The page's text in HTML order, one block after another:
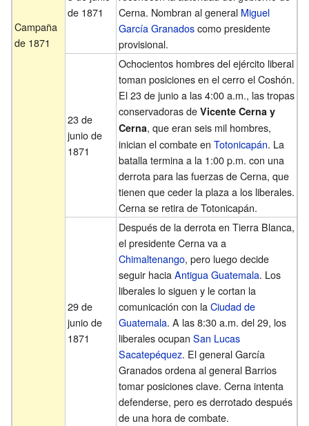
Campaña
de 1871
de 1871
Cerna. Nombran al general Miguel
García Granadoscomo presidente
provisional.
23 de
junio de
1871
Ochocientos hombres del ejército liberal
toman posiciones en el cerro el Coshón.
El 23 de junio a las 4:00 a.m., las tropas
conservadoras de Vicente Cerna y
Cerna, que eran seis mil hombres,
inician el combate en Totonicapán. La
batalla termina a la 1:00 p.m. con una
derrota para las fuerzas de Cerna, que
tienen que ceder la plaza a los liberales.
Cerna se retira de Totonicapán.
29 de
junio de
1871
Después de la derrota en Tierra Blanca,
el presidente Cerna va a
Chimaltenango, pero luego decide
seguir haciaAntigua Guatemala. Los
liberales lo siguen y le cortan la
comunicación con laCiudad de
Guatemala. A las 8:30 a.m. del 29, los
liberales ocupan San Lucas
Sacatepéquez. El general García
Granados ordena al general Barrios
tomar posiciones clave. Cerna intenta
defenderse, pero es derrotado después
de una hora de combate.